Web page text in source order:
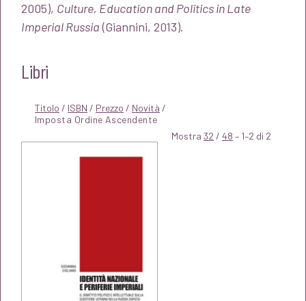
2005), Culture, Education and Politics in Late
Imperial Russia(Giannini, 2013).
Libri
Titolo / ISBN / Prezzo / Novità /
Mostra 32 / 48 – 1–2 di 2